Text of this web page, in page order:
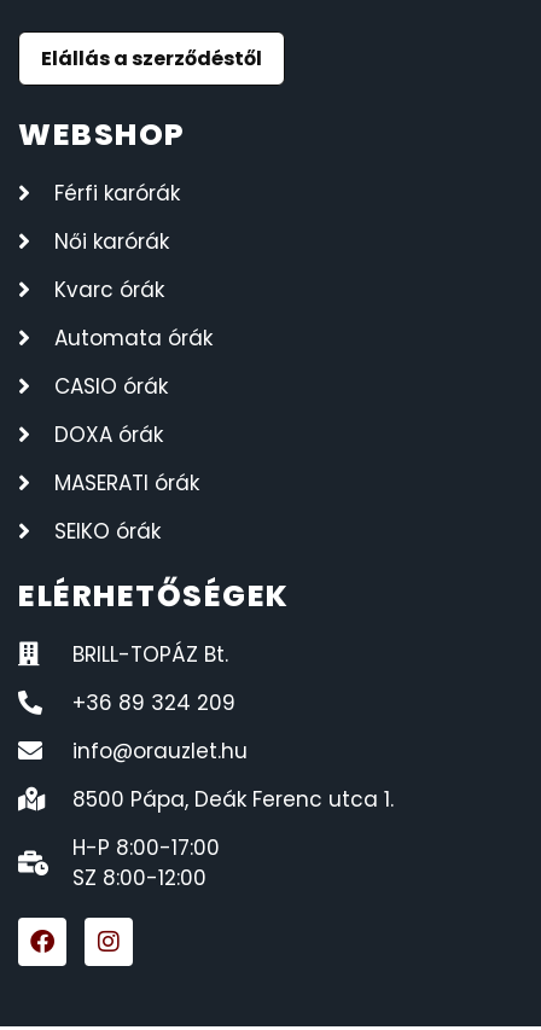
Elállás a szerződéstől
WEBSHOP
Férfi karórák
Női karórák
Kvarc órák
Automata órák
CASIO órák
DOXA órák
MASERATI órák
SEIKO órák
ELÉRHETŐSÉGEK
BRILL-TOPÁZ Bt.
+36 89 324 209
info@orauzlet.hu
8500 Pápa, Deák Ferenc utca 1.
H-P 8:00-17:00
SZ 8:00-12:00